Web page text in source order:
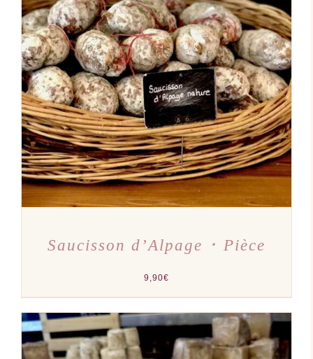
AJOUTER AU PANIER
/
DÉTAILS
Saucisson d’Alpage ･ Pièce
9,90€